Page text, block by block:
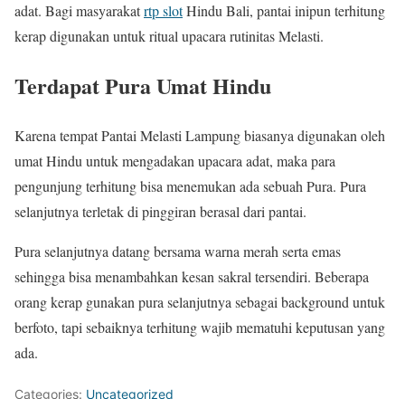
adat. Bagi masyarakatrtp slotHindu Bali, pantai inipun terhitung
kerap digunakan untuk ritual upacara rutinitas Melasti.
Terdapat Pura Umat Hindu
Karena tempat Pantai Melasti Lampung biasanya digunakan oleh
umat Hindu untuk mengadakan upacara adat, maka para
pengunjung terhitung bisa menemukan ada sebuah Pura. Pura
selanjutnya terletak di pinggiran berasal dari pantai.
Pura selanjutnya datang bersama warna merah serta emas
sehingga bisa menambahkan kesan sakral tersendiri. Beberapa
orang kerap gunakan pura selanjutnya sebagai background untuk
berfoto, tapi sebaiknya terhitung wajib mematuhi keputusan yang
ada.
Categories: Uncategorized